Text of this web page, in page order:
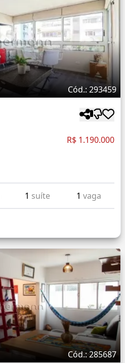
Cód.: 293459
R$ 1.190.000
1 suíte 1 vaga
Cód.: 285687